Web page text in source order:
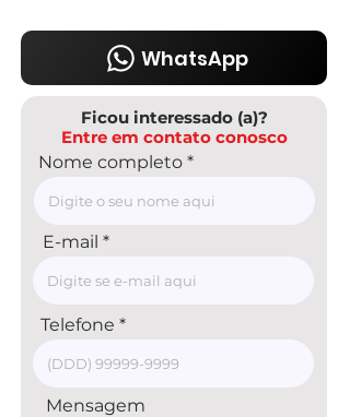
WhatsApp
Ficou interessado (a)?
Entre em contato conosco
Nome completo
E-mail
Telefone
Mensagem